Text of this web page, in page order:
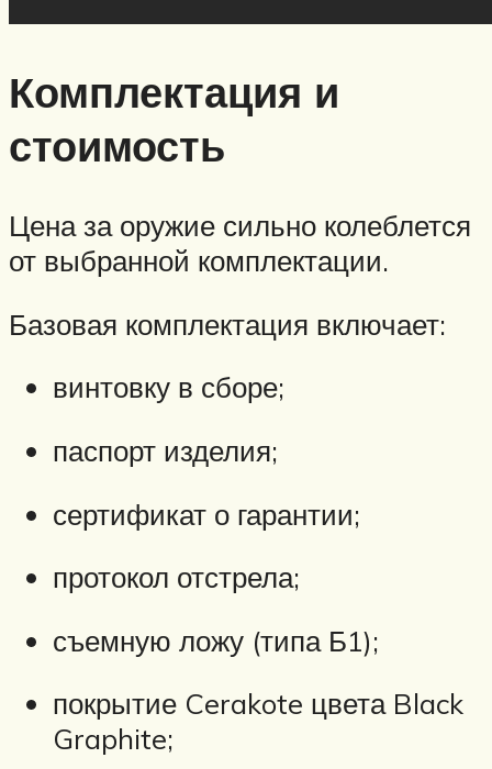
Комплектация и
стоимость
Цена за оружие сильно колеблется
от выбранной комплектации.
Базовая комплектация включает:
винтовку в сборе;
паспорт изделия;
сертификат о гарантии;
протокол отстрела;
съемную ложу (типа Б1);
покрытие Cerakote цвета Black
Graphite;